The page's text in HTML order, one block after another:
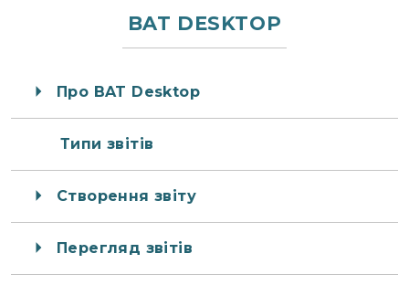
BAT DESKTOP
Про BAT Desktop
Типи звітів
Створення звіту
Перегляд звітів